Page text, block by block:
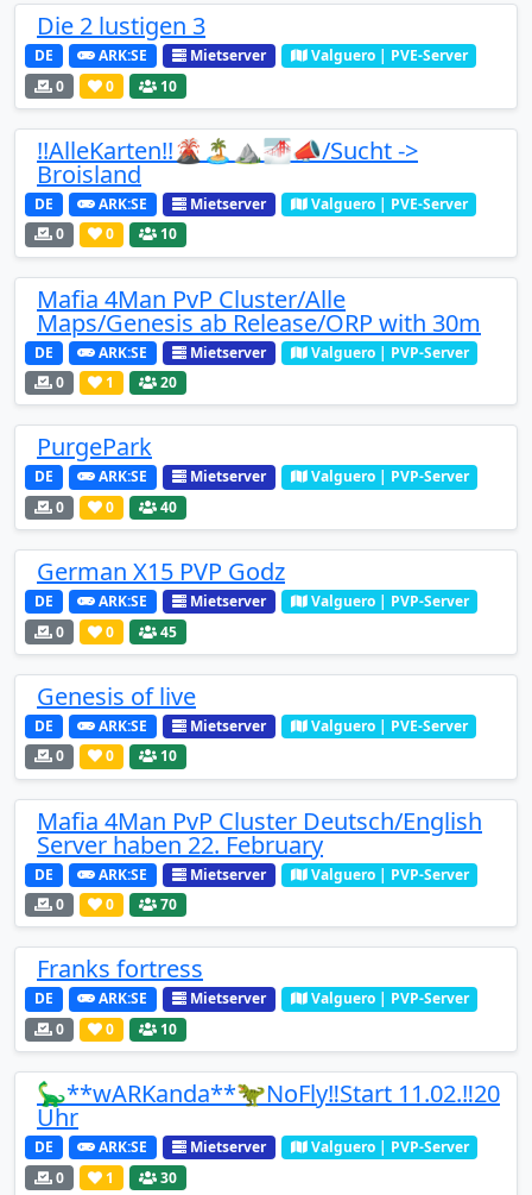
Die 2 lustigen 3
DE ARK:SE Mietserver
Valguero | PVE-Server
0
0 10
!!AlleKarten!!🌋🏝⛰🌁📣/Sucht ->
Broisland
DE ARK:SE Mietserver
Valguero | PVE-Server
0
0 10
Mafia 4Man PvP Cluster/Alle
Maps/Genesis ab Release/ORP with 30m
DE ARK:SE Mietserver
Valguero | PVP-Server
0
1 20
PurgePark
DE ARK:SE Mietserver
Valguero | PVP-Server
0
0 40
German X15 PVP Godz
DE ARK:SE Mietserver
Valguero | PVP-Server
0
0 45
Genesis of live
DE ARK:SE Mietserver
Valguero | PVE-Server
0
0 10
Mafia 4Man PvP Cluster Deutsch/English
Server haben 22. February
DE ARK:SE Mietserver
Valguero | PVP-Server
0
0 70
Franks fortress
DE ARK:SE Mietserver
Valguero | PVP-Server
0
0 10
🦕**wARKanda**🦖NoFly‼️Start 11.02.‼️20
Uhr
DE ARK:SE Mietserver
Valguero | PVP-Server
0
1 30